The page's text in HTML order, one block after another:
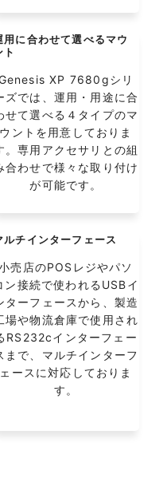
用に合わせて選べるマウ
ト
XP 7680gシリ
ズでは、運用・用途に合
せて選べる４タイプのマ
ウントを用意しておりま
。専用アクセサリとの組
合わせで様々な取り付け
が可能です。
ルチインターフェース
売店のPOSレジやパソ
ン接続で使われるUSBイ
ターフェースから、製造
場や物流倉庫で使用され
RS232cインターフェー
まで、マルチインターフ
ェースに対応しておりま
す。